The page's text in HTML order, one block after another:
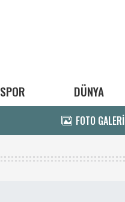
SPOR DÜNYA
FOTO GALERİ